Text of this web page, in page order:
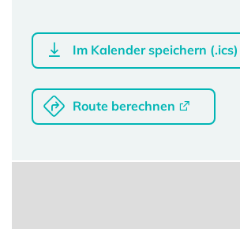
Im Kalender speichern (.ics)
Route berechnen